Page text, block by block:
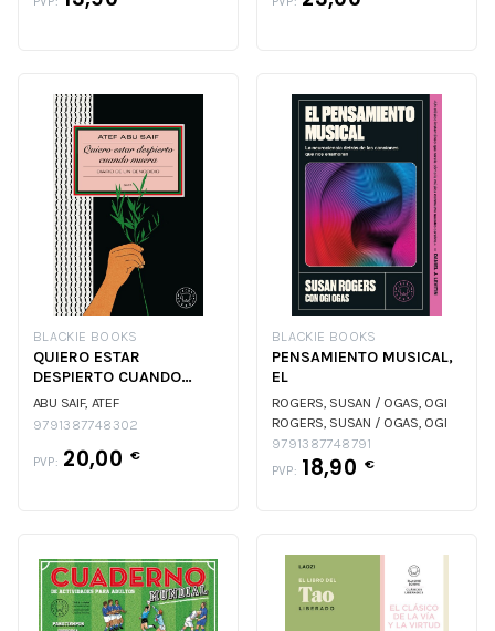
BLACKIE BOOKS
QUIERO ESTAR
DESPIERTO CUANDO
MUERA
ABU SAIF, ATEF
9791387748302
PVP: 20,00 €
BLACKIE BOOKS
PENSAMIENTO MUSICAL,
EL
ROGERS, SUSAN / OGAS, OGI
ROGERS, SUSAN / OGAS, OGI
9791387748791
PVP: 18,90 €